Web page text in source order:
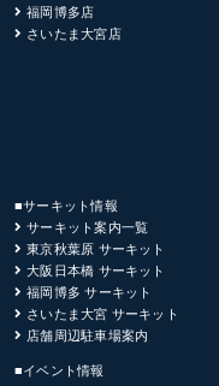
福岡博多店
さいたま大宮店
■サーキット情報
サーキット案内一覧
東京秋葉原 サーキット
大阪日本橋 サーキット
福岡博多 サーキット
さいたま大宮 サーキット
店舗周辺駐車場案内
■イベント情報